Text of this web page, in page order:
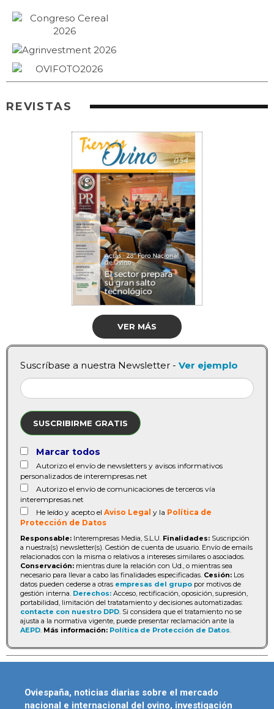
REVISTAS
VER MÁS
Suscríbase a nuestra Newsletter - Ver ejemplo
SUSCRIBIRME GRATIS
Marcar todos
Autorizo el envío de newsletters y avisos informativos
personalizados de interempresas.net
Autorizo el envío de comunicaciones de terceros vía
interempresas.net
He leído y acepto el Aviso Legal y la Política de
Protección de Datos
Responsable: Interempresas Media, S.L.U. Finalidades: Suscripción
a nuestra(s) newsletter(s). Gestión de cuenta de usuario. Envío de emails
relacionados con la misma o relativos a intereses similares o asociados.
Conservación: mientras dure la relación con Ud., o mientras sea
necesario para llevar a cabo las finalidades especificadas. Cesión: Los
datos pueden cederse a otras empresas del grupo por motivos de
gestión interna. Derechos: Acceso, rectificación, oposición, supresión,
portabilidad, limitación del tratatamiento y decisiones automatizadas:
contacte con nuestro DPD . Si considera que el tratamiento no se
ajusta a la normativa vigente, puede presentar reclamación ante la
AEPD Más información: Política de Protección de Datos
Oviespaña, noticias diarias sobre el mercado
nacional e internacional del ovino, investigación